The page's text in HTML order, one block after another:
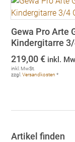
Gewa Pro Arte
Kindergitarre
219,00€ inkl.
inkl. MwSt.
zzgl.Versandkosten *
Artikel finden